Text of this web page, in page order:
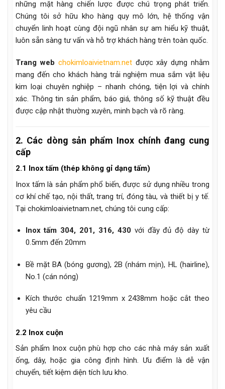
những mặt hàng chiến lược được chú trọng phát triển.
Chúng tôi sở hữu kho hàng quy mô lớn, hệ thống vận
chuyển linh hoạt cùng đội ngũ nhân sự am hiểu kỹ thuật,
luôn sẵn sàng tư vấn và hỗ trợ khách hàng trên toàn quốc.
Trang web chokimloaivietnam.netđược xây dựng nhằm
mang đến cho khách hàng trải nghiệm mua sắm vật liệu
kim loại chuyên nghiệp – nhanh chóng, tiện lợi và chính
xác. Thông tin sản phẩm, báo giá, thông số kỹ thuật đều
được cập nhật thường xuyên, minh bạch và rõ ràng.
2. Các dòng sản phẩm Inox chính đang cung
cấp
2.1 Inox tấm (thép không gỉ dạng tấm)
Inox tấm là sản phẩm phổ biến, được sử dụng nhiều trong
cơ khí chế tạo, nội thất, trang trí, đóng tàu, và thiết bị y tế.
Tại chokimloaivietnam.net, chúng tôi cung cấp:
Inox tấm 304, 201, 316, 430với đầy đủ độ dày từ
0.5mm đến 20mm
Bề mặt BA (bóng gương), 2B (nhám mịn), HL (hairline),
No.1 (cán nóng)
Kích thước chuẩn 1219mm x 2438mm hoặc cắt theo
yêu cầu
2.2 Inox cuộn
Sản phẩm Inox cuộn phù hợp cho các nhà máy sản xuất
ống, dây, hoặc gia công định hình. Ưu điểm là dễ vận
chuyển, tiết kiệm diện tích lưu kho.